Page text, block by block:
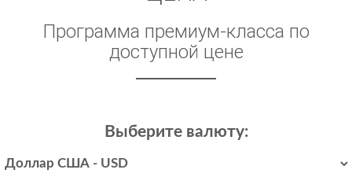
Программа премиум-класса по
доступной цене
Выберите валюту: